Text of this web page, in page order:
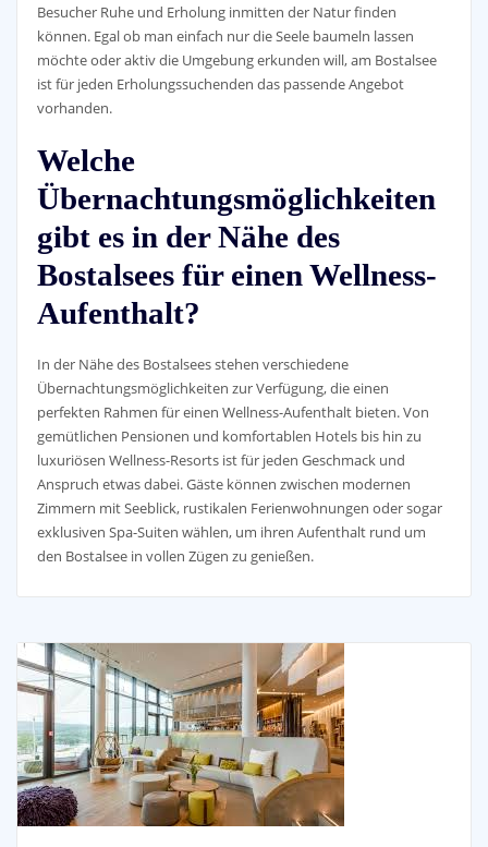
Besucher Ruhe und Erholung inmitten der Natur finden
können. Egal ob man einfach nur die Seele baumeln lassen
möchte oder aktiv die Umgebung erkunden will, am Bostalsee
ist für jeden Erholungssuchenden das passende Angebot
vorhanden.
Welche
Übernachtungsmöglichkeiten
gibt es in der Nähe des
Bostalsees für einen Wellness-
Aufenthalt?
In der Nähe des Bostalsees stehen verschiedene
Übernachtungsmöglichkeiten zur Verfügung, die einen
perfekten Rahmen für einen Wellness-Aufenthalt bieten. Von
gemütlichen Pensionen und komfortablen Hotels bis hin zu
luxuriösen Wellness-Resorts ist für jeden Geschmack und
Anspruch etwas dabei. Gäste können zwischen modernen
Zimmern mit Seeblick, rustikalen Ferienwohnungen oder sogar
exklusiven Spa-Suiten wählen, um ihren Aufenthalt rund um
den Bostalsee in vollen Zügen zu genießen.